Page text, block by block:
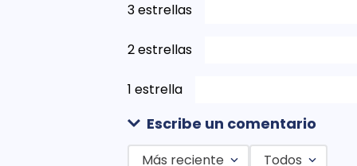
3 estrellas
2 estrellas
1 estrella
Escribe un comentario
Más reciente Todos